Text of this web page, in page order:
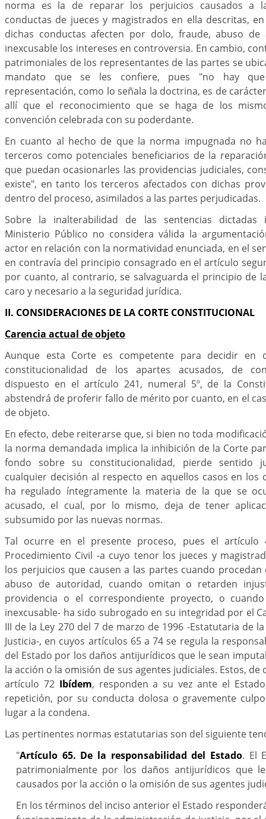
norma es la de reparar los perjuicios causados a
conductas de jueces y magistrados en ella descritas,
dichas conductas afecten por dolo, fraude, abuso
inexcusable los intereses en controversia. En cambio,
patrimoniales de los representantes de las partes se
mandato que se les confiere, pues "no hay
representación, como lo señala la doctrina, es de
allí que el reconocimiento que se haga de los
convención celebrada con su poderdante.
En cuanto al hecho de que la norma impugnada no
terceros como potenciales beneficiarios de la
que puedan ocasionarles las providencias judiciales,
existe", en tanto los terceros afectados con dichas
dentro del proceso, asimilados a las partes perjudicadas.
Sobre la inalterabilidad de las sentencias dictadas
Ministerio Público no considera válida la
actor en relación con la normatividad enunciada, en el
en contravía del principio consagrado en el artículo
por cuanto, al contrario, se salvaguarda el principio de
caro y necesario a la seguridad jurídica.
II. CONSIDERACIONES DE LA CORTE CONSTITUCIONAL
Carencia actual de objeto
Aunque esta Corte es competente para decidir en
constitucionalidad de los apartes acusados, de
dispuesto en el artículo 241, numeral 5º, de la
abstendrá de proferir fallo de mérito por cuanto, en el
de objeto.
En efecto, debe reiterarse que, si bien no toda
la norma demandada implica la inhibición de la Corte
fondo sobre su constitucionalidad, pierde sentido
cualquier decisión al respecto en aquellos casos en los
ha regulado íntegramente la materia de la que se
acusado, el cual, por lo mismo, deja de tener
subsumido por las nuevas normas.
Tal ocurre en el presente proceso, pues el artículo
Procedimiento Civil -a cuyo tenor los jueces y
los perjuicios que causen a las partes cuando
abuso de autoridad, cuando omitan o retarden
providencia o el correspondiente proyecto, o
inexcusable- ha sido subrogado en su integridad por el
III de la Ley 270 del 7 de marzo de 1996 -Estatutaria de
Justicia-, en cuyos artículos 65 a 74 se regula la
del Estado por los daños antijurídicos que le sean
la acción o la omisión de sus agentes judiciales. Estos,
artículo 72 Ibídem, responden a su vez ante el
repetición, por su conducta dolosa o gravemente
lugar a la condena.
Las pertinentes normas estatutarias son del siguiente
"Artículo 65. De la responsabilidad del Estado. El
patrimonialmente por los daños antijurídicos que
causados por la acción o la omisión de sus agentes
En los términos del inciso anterior el Estado